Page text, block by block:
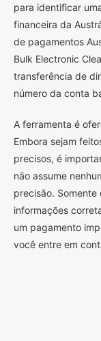
para identificar
financeira da
de pagamentos
Bulk Electronic
transferência de
número da conta
A ferramenta é
Embora sejam
precisos, é
não assume
precisão.
informações
um pagamento
você entre em